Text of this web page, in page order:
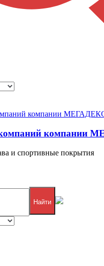
компании
и спортивные покрытия
Найти